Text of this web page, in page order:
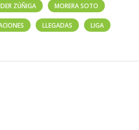
ZÚÑIGA MORERA SOTO
LLEGADAS LIGA